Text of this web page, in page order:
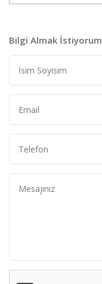
Bilgi Almak İstiyorum